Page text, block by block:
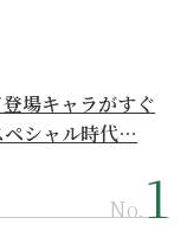
場キャラがすぐ
ペシャル時代…
No.